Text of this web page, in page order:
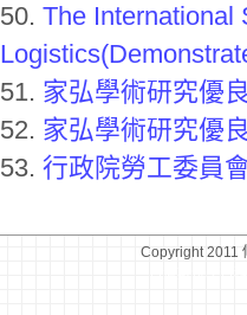
50. The International
51. 家弘學術研究優
52. 家弘學術研究優
53. 行政院勞工委員
Copyright 2011